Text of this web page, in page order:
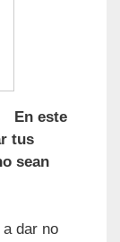
En este
tus
sean
dar no